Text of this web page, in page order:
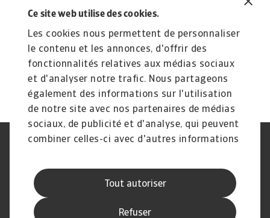
Ce site web utilise des cookies.
Les cookies nous permettent de personnaliser
le contenu et les annonces, d'offrir des
fonctionnalités relatives aux médias sociaux
et d'analyser notre trafic. Nous partageons
également des informations sur l'utilisation
de notre site avec nos partenaires de médias
sociaux, de publicité et d'analyse, qui peuvent
combiner celles-ci avec d'autres informations
collectées lors de votre utilisation de leurs
services.
Tout autoriser
Refuser
Téléphoner au01.41.05.84.84.
Envoyer un email à
l’adresseAtradiusFRInfo@atradius.com.
Sécurité
Information aux fournisseurs
Notre charte Qualité de Service
Disclaimer